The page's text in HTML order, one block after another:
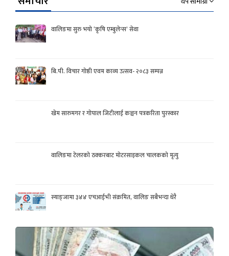
वालिङमा सुरु भयो ‘कृषि एम्बुलेन्स’ सेवा
बि.पी. विचार गोष्ठी एवम काव्य उत्सव- २०८३ सम्पन्न
खेम सारुमगर र गोपाल जिटीलाई कञ्चन पत्रकरिता पुरस्कार
वालिङमा टेलरको ठक्करबाट मोटरसाइकल चालकको मृत्यु
स्याङ्जामा ३४४ एचआईभी संक्रमित, वालिङ सबैभन्दा धेरै